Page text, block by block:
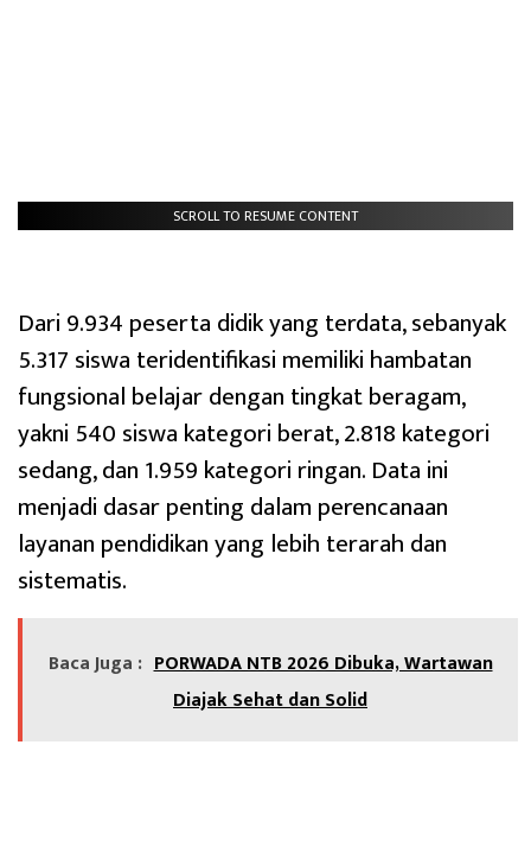
SCROLL TO RESUME CONTENT
Dari 9.934 peserta didik yang terdata, sebanyak
5.317 siswa teridentifikasi memiliki hambatan
fungsional belajar dengan tingkat beragam,
yakni 540 siswa kategori berat, 2.818 kategori
sedang, dan 1.959 kategori ringan. Data ini
menjadi dasar penting dalam perencanaan
layanan pendidikan yang lebih terarah dan
sistematis.
Baca Juga : PORWADA NTB 2026 Dibuka, Wartawan
Diajak Sehat dan Solid